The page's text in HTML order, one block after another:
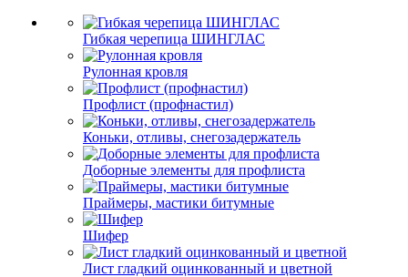
Гибкая черепица ШИНГЛАС
Рулонная кровля
Профлист (профнастил)
Коньки, отливы, снегозадержатель
Доборные элементы для профлиста
Праймеры, мастики битумные
Шифер
Лист гладкий оцинкованный и цветной